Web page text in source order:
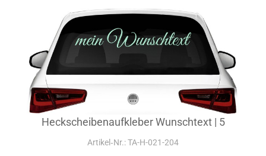
Heckscheibenaufkleber Wunschtext | 5
Artikel‑Nr.: TA-H-021-204